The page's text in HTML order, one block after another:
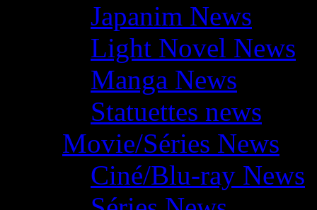
Japanim News
Light Novel News
Manga News
Statuettes news
Movie/Séries News
Ciné/Blu-ray News